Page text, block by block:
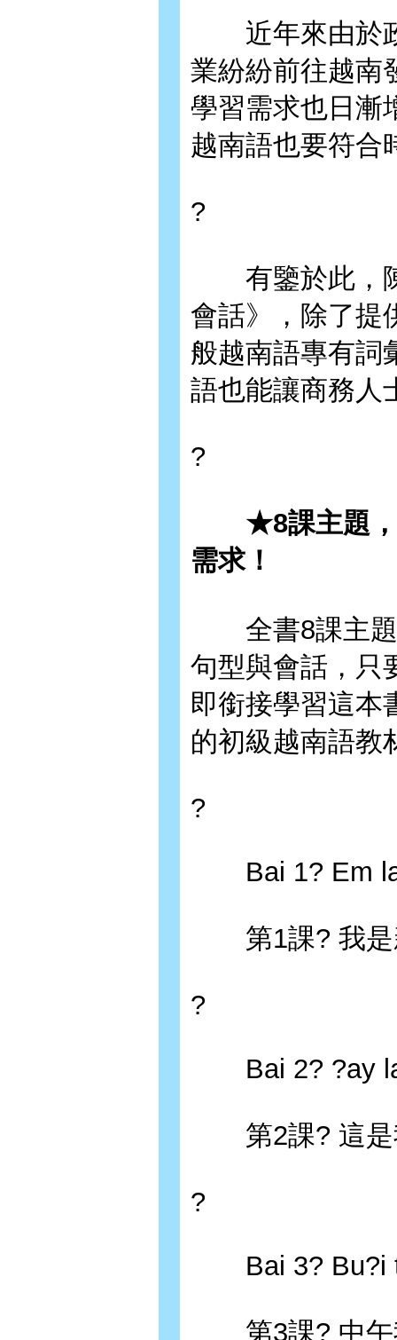
近年來由於政
業紛紛前往越南
學習需求也日漸
越南語也要符合
?
有鑒於此，陳
會話》，除了提
般越南語專有詞
語也能讓商務人
?
★8課主題，
需求！
全書8課主題
句型與會話，只
即銜接學習這本
的初級越南語教
?
Bai 1? Em la
第1課? 我是
?
Bai 2? ?ay la
第2課? 這是
?
Bai 3? Bu?i
第3課? 中午